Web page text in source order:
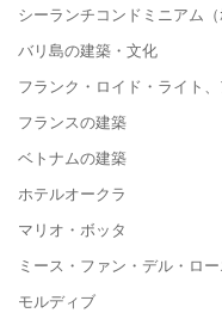
シーランチコンドミニアム
バリ島の建築・文化
フランク・ロイド・ライト
フランスの建築
ベトナムの建築
ホテルオークラ
マリオ・ボッタ
ミース・ファン・デル・
モルディブ